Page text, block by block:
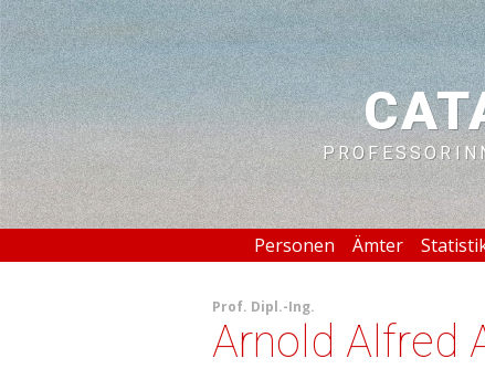
Personen Ämter
Prof. Dipl.-Ing.
Arnold Alfred